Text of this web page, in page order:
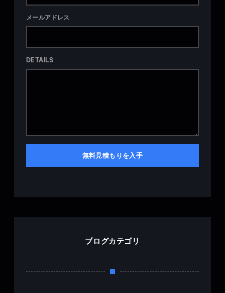
メールアドレス
DETAILS
無料見積もりを入手
ブログカテゴリ